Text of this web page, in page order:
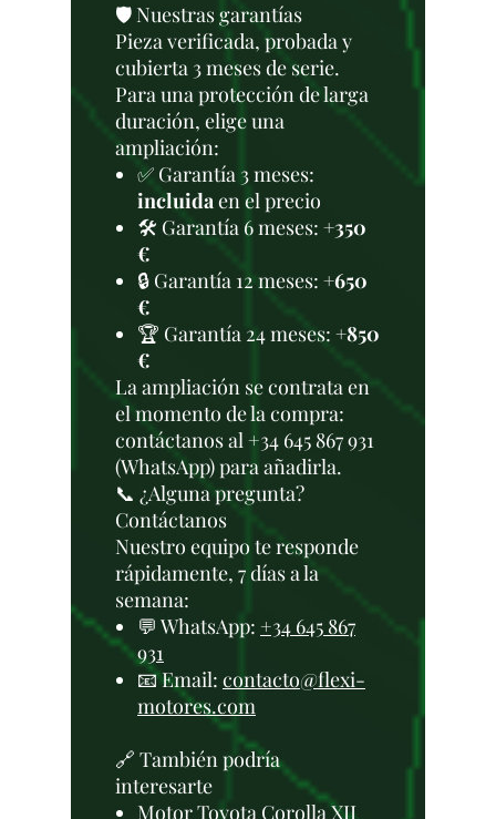
🛡️ Nuestras garantías
Pieza verificada, probada y
cubierta 3 meses de serie.
Para una protección de larga
duración, elige una
ampliación:
✅ Garantía 3 meses:
incluidaen el precio
🛠️ Garantía 6 meses: +350
€
🔒 Garantía 12 meses: +650
€
🏆 Garantía 24 meses: +850
€
La ampliación se contrata en
el momento de la compra:
contáctanos al +34 645 867 931
(WhatsApp) para añadirla.
📞 ¿Alguna pregunta?
Contáctanos
Nuestro equipo te responde
rápidamente, 7 días a la
semana:
💬 WhatsApp: +34 645 867
931
📧 Email: contacto@flexi-
motores.com
🔗 También podría
interesarte
Motor Toyota Corolla XII